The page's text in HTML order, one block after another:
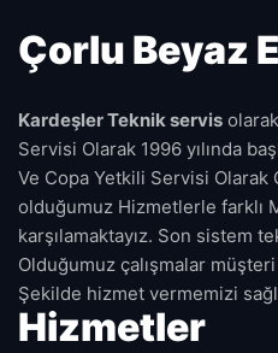
Çorlu Beyaz
Kardeşler Teknik servis
Servisi Olarak 1996 yılında
Ve Copa Yetkili Servisi Olarak
olduğumuz Hizmetlerle farklı
karşılamaktayız. Son sistem
Olduğumuz çalışmalar
Şekilde hizmet vermemizi
Hizmetler